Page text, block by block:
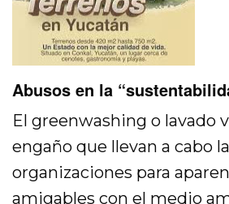
Abusos en la
El greenwashing o lavado
engaño que llevan a cabo
organizaciones para
amigables con el medio